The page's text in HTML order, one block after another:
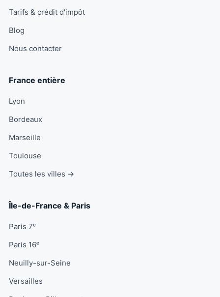
Tarifs & crédit d'impôt
Blog
Nous contacter
France entière
Lyon
Bordeaux
Marseille
Toulouse
Toutes les villes →
Île-de-France & Paris
Paris 7ᵉ
Paris 16ᵉ
Neuilly-sur-Seine
Versailles